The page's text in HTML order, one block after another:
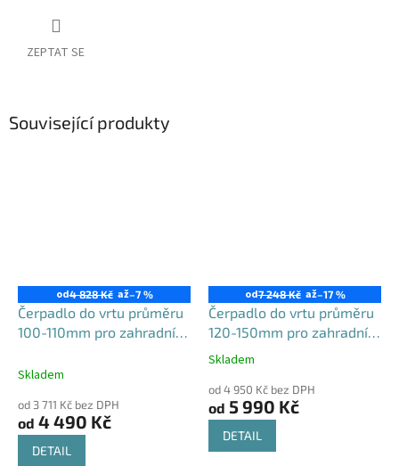
ZEPTAT SE
Související produkty
od4 828 Kč až–7 %
Čerpadlo do vrtu průměru
100-110mm pro zahradní
Skladem
od 3 711 Kč bez DPH
od 4 490 Kč
DETAIL
od7 248 Kč až–17 %
Čerpadlo do vrtu průměru
120-150mm pro zahradní
použití, 4STM
Průměrné
produktu
je
Skladem
od 4 950 Kč bez DPH
od 5 990 Kč
DETAIL